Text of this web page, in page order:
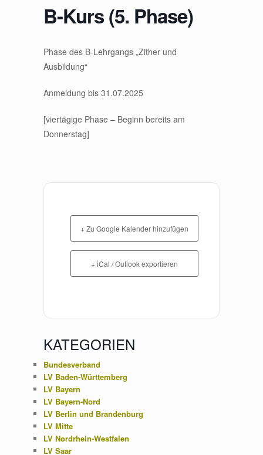
B-Kurs (5. Phase)
Phase des B-Lehrgangs „Zither und
Ausbildung“
Anmeldung bis 31.07.2025
[viertägige Phase – Beginn bereits am
Donnerstag]
+ Zu Google Kalender hinzufügen
+ iCal / Outlook exportieren
KATEGORIEN
Bundesverband
LV Baden-Württemberg
LV Bayern
LV Bayern-Nord
LV Berlin und Brandenburg
LV Mitte
LV Nordrhein-Westfalen
LV Saar